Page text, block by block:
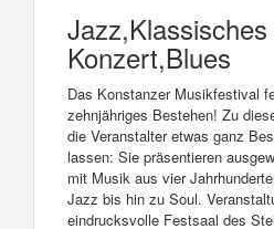
Jazz,Klassisches
Konzert,Blues
Das Konstanzer Musikfestival
zehnjähriges Bestehen! Zu
die Veranstalter etwas ganz
lassen: Sie präsentieren
mit Musik aus vier
Jazz bis hin zu Soul.
eindrucksvolle Festsaal des